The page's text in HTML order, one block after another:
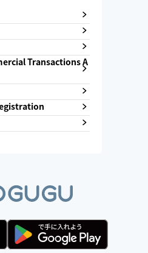
Transactions A